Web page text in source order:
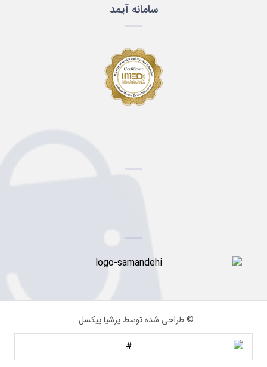
سامانه آیمد
© طراحی شده توسط پرشیا پیکسل.